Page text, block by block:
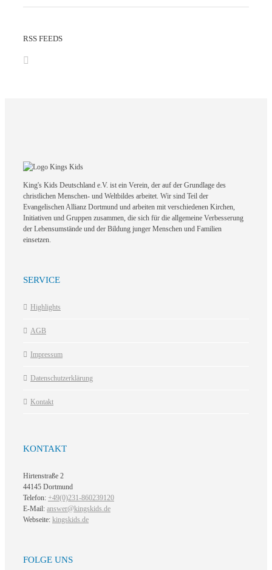
RSS FEEDS
King's Kids Deutschland e.V. ist ein Verein, der auf der Grundlage des
christlichen Menschen- und Weltbildes arbeitet. Wir sind Teil der
Evangelischen Allianz Dortmund und arbeiten mit verschiedenen Kirchen,
Initiativen und Gruppen zusammen, die sich für die allgemeine Verbesserung
der Lebensumstände und der Bildung junger Menschen und Familien
einsetzen.
SERVICE
Highlights
AGB
Impressum
Datenschutzerklärung
Kontakt
KONTAKT
Hirtenstraße 2
44145 Dortmund
Telefon: +49(0)231-860239120
E-Mail: answer@kingskids.de
Webseite: kingskids.de
FOLGE UNS